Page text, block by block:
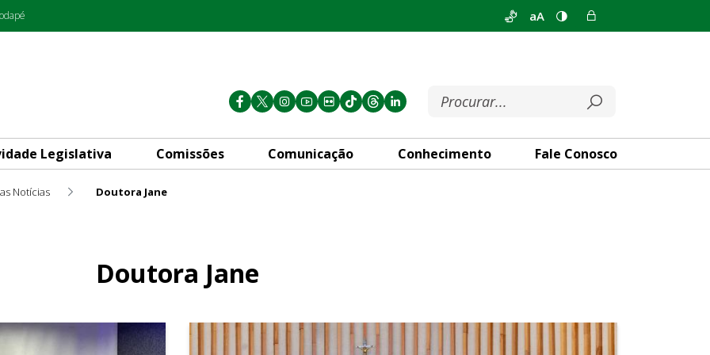
aA
Legislativa Comissões Comunicação Conhecimento Fale Conosco
Notícias Doutora Jane
Doutora Jane